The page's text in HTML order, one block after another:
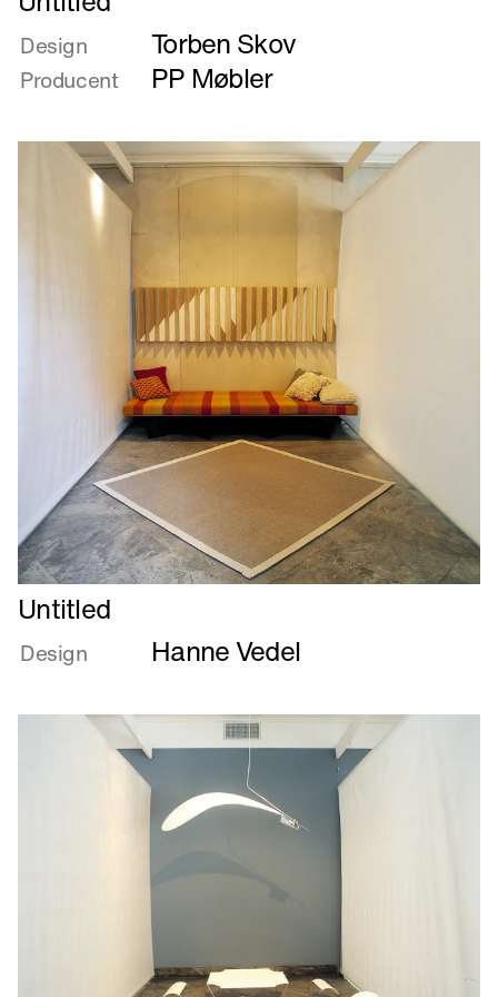
mere
om
Untitled
Design Torben Skov
Producent PP Møbler
Læs
mere
om
Untitled
Design Hanne Vedel